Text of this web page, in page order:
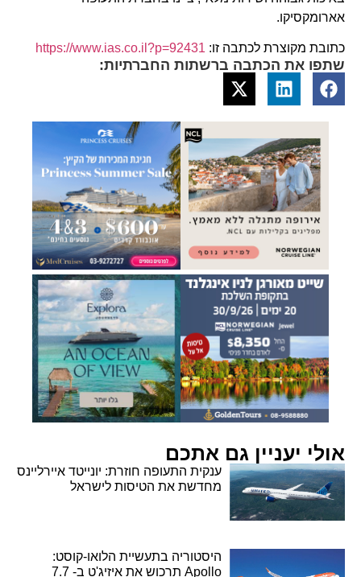
אארומקסיקו.
כתובת מקוצרת לכתבה זו: https://www.ias.co.il?p=92431
שתפו את הכתבה ברשתות החברתיות:
אולי יעניין גם אתכם
ענקית התעופה חוזרת: יונייטד איירליינס
מחדשת את הטיסות לישראל
היסטוריה בתעשיית הלואו-קוסט:
Apollo תרכוש את איזיג'ט ב- 7.7